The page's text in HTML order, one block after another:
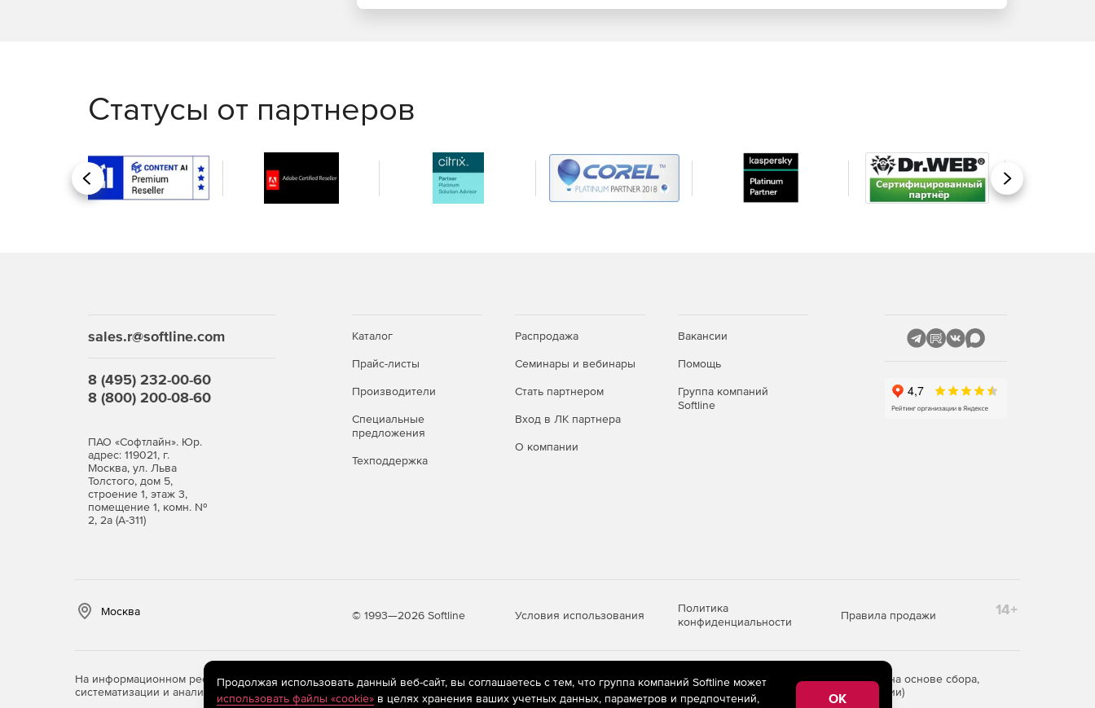
Статусы от партнеров
Назад Вперед
sales.r@softline.com
8 (495) 232-00-60
8 (800) 200-08-60
ПАО «Софтлайн». Юр.
адрес: 119021, г.
Москва, ул. Льва
Толстого, дом 5,
строение 1, этаж 3,
помещение 1, комн. №
2, 2а (А-311)
Каталог
Прайс-листы
Производители
Специальные
предложения
Техподдержка
Распродажа
Семинары и вебинары
Стать партнером
Вход в ЛК партнера
О компании
Вакансии
Помощь
Группа компаний
Softline
Москва © 1993—2026 Softline Условия использования
Политика
конфиденциальности
Правила продажи 14+
На информационном ресурсе store.softline.ru применяютсярекомендательные технологии(информационные технологии предоставления информации на основе сбора,
систематизации и анализа сведений, относящихся к предпочтениям пользователей сети «Интернет», находящихся на территории Российской Федерации)
Продолжая использовать данный веб-сайт, вы соглашаетесь с тем, что группа компаний Softline может
использовать файлы «cookie»в целях хранения ваших учетных данных, параметров и предпочтений, OK